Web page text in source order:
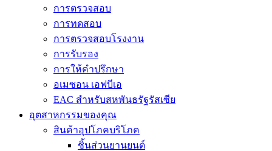
การตรวจสอบ
การทดสอบ
การตรวจสอบโรงงาน
การรับรอง
การให้คำปรึกษา
อเมซอน เอฟบีเอ
EAC สำหรับสหพันธรัฐรัสเซีย
อุตสาหกรรมของคุณ
สินค้าอุปโภคบริโภค
ชิ้นส่วนยานยนต์